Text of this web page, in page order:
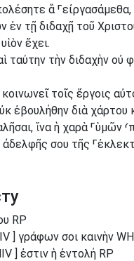
ἃ ⸀
ἐν τῇ διδαχῇ τοῦ
ἔχει.
ταύτην τὴν διδαχὴν οὐ
τοῖς ἔργοις
ἐβουλήθην διὰ χάρτου
ἵνα ἡ χαρὰ ⸀ὑμῶν ⸂
σου τῆς ⸀
RP
] γράφων σοι καινὴν
] ἐστιν ἡ ἐντολή RP